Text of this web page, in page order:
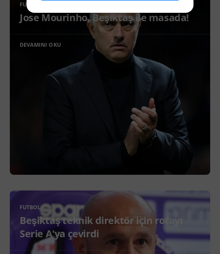
FUTBOL
Jose Mourinho, Beşiktaş ile masada!
DEVAMINI OKU
FUTBOL
Beşiktaş teknik direktör için rotayı
Serie A'ya çevirdi